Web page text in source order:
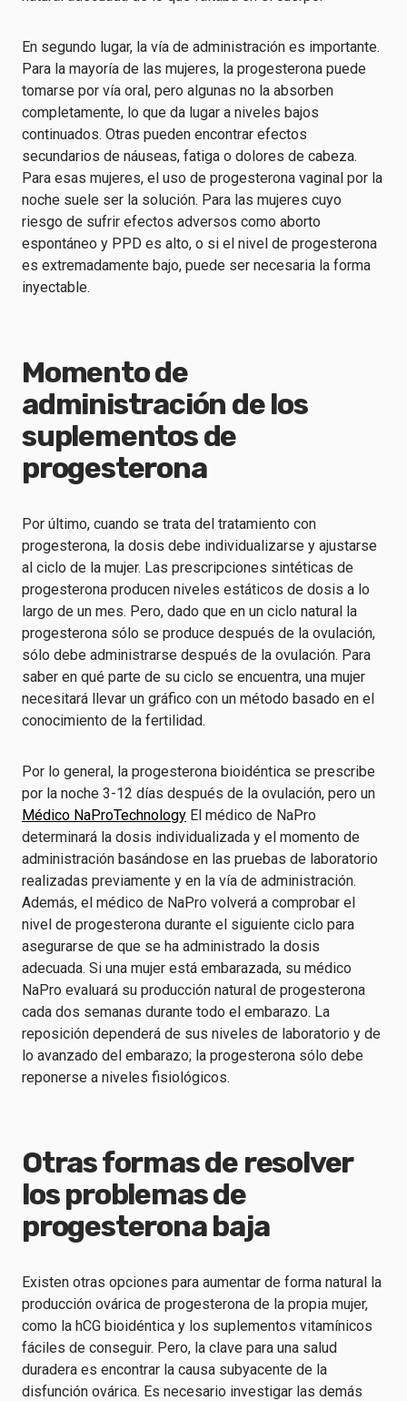
En segundo lugar, la vía de administración es importante.
Para la mayoría de las mujeres, la progesterona puede
tomarse por vía oral, pero algunas no la absorben
completamente, lo que da lugar a niveles bajos
continuados. Otras pueden encontrar efectos
secundarios de náuseas, fatiga o dolores de cabeza.
Para esas mujeres, el uso de progesterona vaginal por la
noche suele ser la solución. Para las mujeres cuyo
riesgo de sufrir efectos adversos como aborto
espontáneo y PPD es alto, o si el nivel de progesterona
es extremadamente bajo, puede ser necesaria la forma
inyectable.
Momento de
administración de los
suplementos de
progesterona
Por último, cuando se trata del tratamiento con
progesterona, la dosis debe individualizarse y ajustarse
al ciclo de la mujer. Las prescripciones sintéticas de
progesterona producen niveles estáticos de dosis a lo
largo de un mes. Pero, dado que en un ciclo natural la
progesterona sólo se produce después de la ovulación,
sólo debe administrarse después de la ovulación. Para
saber en qué parte de su ciclo se encuentra, una mujer
necesitará llevar un gráfico con un método basado en el
conocimiento de la fertilidad.
Por lo general, la progesterona bioidéntica se prescribe
por la noche 3-12 días después de la ovulación, pero un
Médico NaProTechnology El médico de NaPro
determinará la dosis individualizada y el momento de
administración basándose en las pruebas de laboratorio
realizadas previamente y en la vía de administración.
Además, el médico de NaPro volverá a comprobar el
nivel de progesterona durante el siguiente ciclo para
asegurarse de que se ha administrado la dosis
adecuada. Si una mujer está embarazada, su médico
NaPro evaluará su producción natural de progesterona
cada dos semanas durante todo el embarazo. La
reposición dependerá de sus niveles de laboratorio y de
lo avanzado del embarazo; la progesterona sólo debe
reponerse a niveles fisiológicos.
Otras formas de resolver
los problemas de
progesterona baja
Existen otras opciones para aumentar de forma natural la
producción ovárica de progesterona de la propia mujer,
como la hCG bioidéntica y los suplementos vitamínicos
fáciles de conseguir. Pero, la clave para una salud
duradera es encontrar la causa subyacente de la
disfunción ovárica. Es necesario investigar las demás